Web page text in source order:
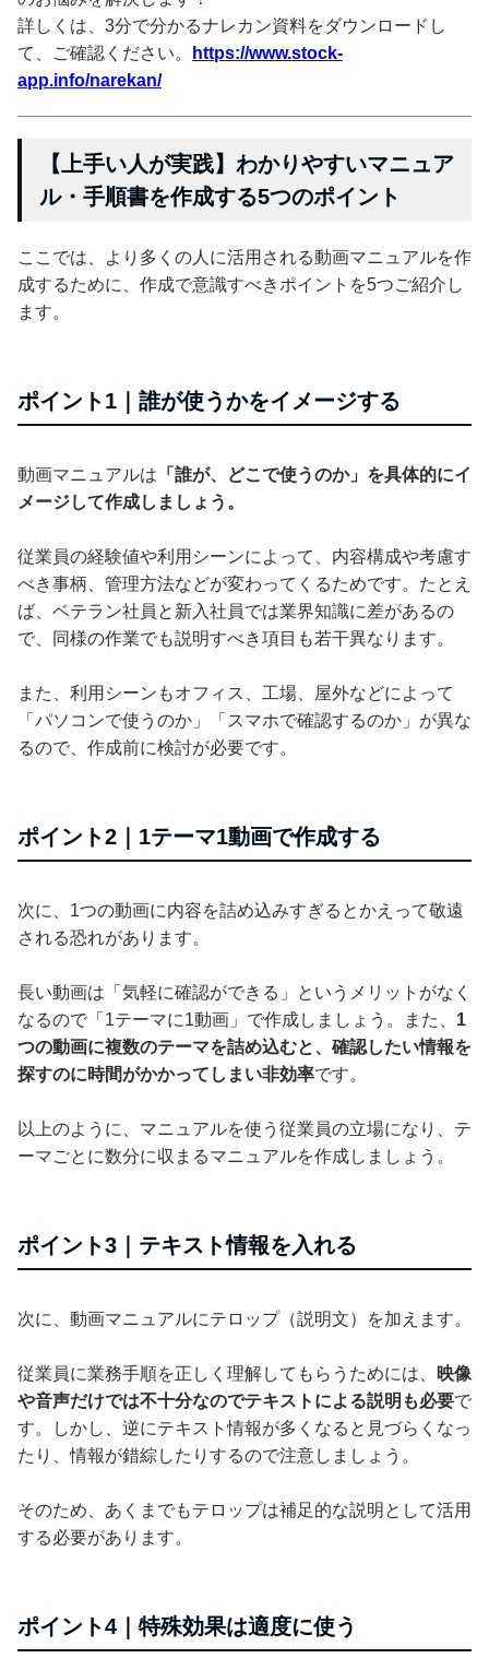
詳しくは、3分で分かるナレカン資料をダウンロードし
て、ご確認ください。
https://www.stock-
app.info/narekan/
【上手い人が実践】わかりやすいマニュア
ル・手順書を作成する5つのポイント
ここでは、より多くの人に活用される動画マニュアルを作
成するために、作成で意識すべきポイントを5つご紹介し
ます。
ポイント1｜誰が使うかをイメージする
動画マニュアルは 「誰が、どこで使うのか」を具体的にイ
メージして作成しましょう。
従業員の経験値や利用シーンによって、内容構成や考慮す
べき事柄、管理方法などが変わってくるためです。たとえ
ば、ベテラン社員と新入社員では業界知識に差があるの
で、同様の作業でも説明すべき項目も若干異なります。
また、利用シーンもオフィス、工場、屋外などによって
「パソコンで使うのか」「スマホで確認するのか」が異な
るので、作成前に検討が必要です。
ポイント2｜1テーマ1動画で作成する
次に、1つの動画に内容を詰め込みすぎるとかえって敬遠
される恐れがあります。
長い動画は「気軽に確認ができる」というメリットがなく
なるので「1テーマに1動画」で作成しましょう。また、 1
つの動画に複数のテーマを詰め込むと、確認したい情報を
探すのに時間がかかってしまい非効率です。
以上のように、マニュアルを使う従業員の立場になり、テ
ーマごとに数分に収まるマニュアルを作成しましょう。
ポイント3｜テキスト情報を入れる
次に、動画マニュアルにテロップ（説明文）を加えます。
従業員に業務手順を正しく理解してもらうためには、
映像
や音声だけでは不十分なのでテキストによる説明も必要で
す。しかし、逆にテキスト情報が多くなると見づらくなっ
たり、情報が錯綜したりするので注意しましょう。
そのため、あくまでもテロップは補足的な説明として活用
する必要があります。
ポイント4｜特殊効果は適度に使う